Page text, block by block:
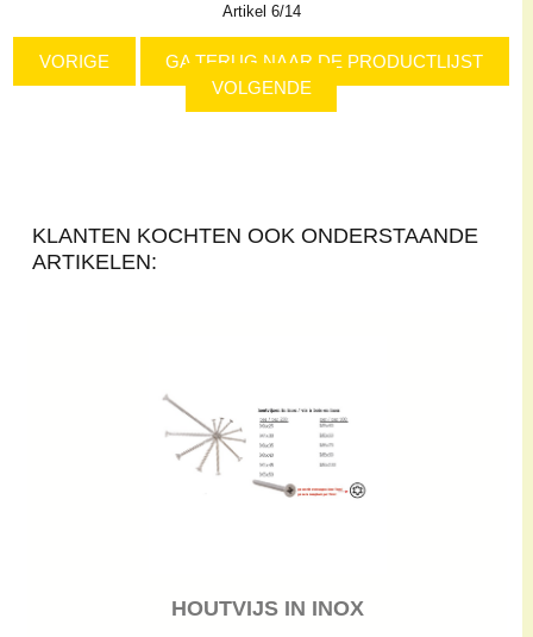
Artikel 6/14
VORIGE
GA TERUG NAAR DE PRODUCTLIJST
VOLGENDE
KLANTEN KOCHTEN OOK ONDERSTAANDE
ARTIKELEN:
HOUTVIJS IN INOX